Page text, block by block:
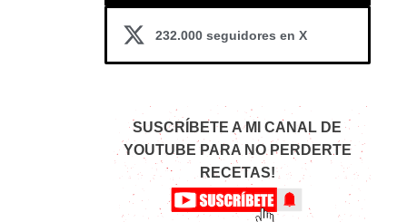
232.000 seguidores en X
SUSCRÍBETE A MI CANAL DE
YOUTUBE PARA NO PERDERTE
RECETAS!